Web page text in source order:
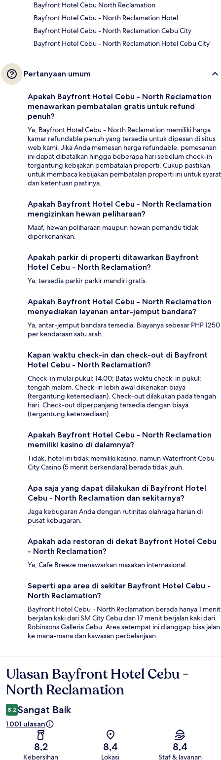
Bayfront Hotel Cebu North Reclamation
Bayfront Hotel Cebu - North Reclamation Hotel
Bayfront Hotel Cebu - North Reclamation Cebu City
Bayfront Hotel Cebu - North Reclamation Hotel Cebu City
Pertanyaan umum
Apakah Bayfront Hotel Cebu - North Reclamation
menawarkan pembatalan gratis untuk refund
penuh?
Ya, Bayfront Hotel Cebu - North Reclamation memiliki harga
kamar refundable penuh yang tersedia untuk dipesan di situs
web kami. Jika Anda memesan harga refundable, pemesanan
ini dapat dibatalkan hingga beberapa hari sebelum check-in
tergantung kebijakan pembatalan properti. Cukup pastikan
untuk membaca kebijakan pembatalan properti ini untuk syarat
dan ketentuan pastinya.
Apakah Bayfront Hotel Cebu - North Reclamation
mengizinkan hewan peliharaan?
Maaf, hewan peliharaan maupun hewan pemandu tidak
diperkenankan.
Apakah parkir di properti ditawarkan Bayfront
Hotel Cebu - North Reclamation?
Ya, tersedia parkir parkir mandiri gratis.
Apakah Bayfront Hotel Cebu - North Reclamation
menyediakan layanan antar-jemput bandara?
Ya, antar-jemput bandara tersedia. Biayanya sebesar PHP 1250
per kendaraan satu arah.
Kapan waktu check-in dan check-out di Bayfront
Hotel Cebu - North Reclamation?
Check-in mulai pukul: 14.00; Batas waktu check-in pukul:
tengah malam. Check-in lebih awal dikenakan biaya
(tergantung ketersediaan). Check-out dilakukan pada tengah
hari. Check-out diperpanjang tersedia dengan biaya
(tergantung ketersediaan).
Apakah Bayfront Hotel Cebu - North Reclamation
memiliki kasino di dalamnya?
Tidak, hotel ini tidak memiliki kasino, namun Waterfront Cebu
City Casino (5 menit berkendara) berada tidak jauh.
Apa saja yang dapat dilakukan di Bayfront Hotel
Cebu - North Reclamation dan sekitarnya?
Jaga kebugaran Anda dengan rutinitas olahraga harian di
pusat kebugaran.
Apakah ada restoran di dekat Bayfront Hotel Cebu
- North Reclamation?
Ya, Cafe Breeze menawarkan masakan internasional.
Seperti apa area di sekitar Bayfront Hotel Cebu -
North Reclamation?
Bayfront Hotel Cebu - North Reclamation berada hanya 1 menit
berjalan kaki dari SM City Cebu dan 17 menit berjalan kaki dari
Robinsons Galleria Cebu. Area setempat ini dianggap bisa jalan
ke mana-mana dan kawasan perbelanjaan.
Ulasan
Ulasan Bayfront Hotel Cebu -
North Reclamation
8,2 Sangat Baik
1.001 ulasan
8,2
Kebersihan
8,4
Lokasi
8,4
Staf & layanan